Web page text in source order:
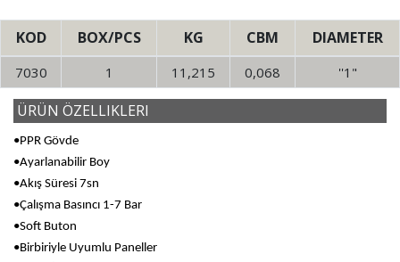
KOD BOX/PCS KG CBM DIAMETER
7030 1 11,215 0,068 ''1"
ÜRÜN ÖZELLIKLERI
•PPR Gövde
•Ayarlanabilir Boy
•Akış Süresi 7sn
•Çalışma Basıncı 1-7 Bar
•Soft Buton
•Birbiriyle Uyumlu Paneller